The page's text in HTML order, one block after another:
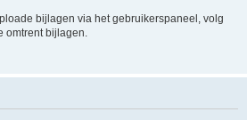
bijlagen via het gebruikerspaneel, volg
omtrent bijlagen.